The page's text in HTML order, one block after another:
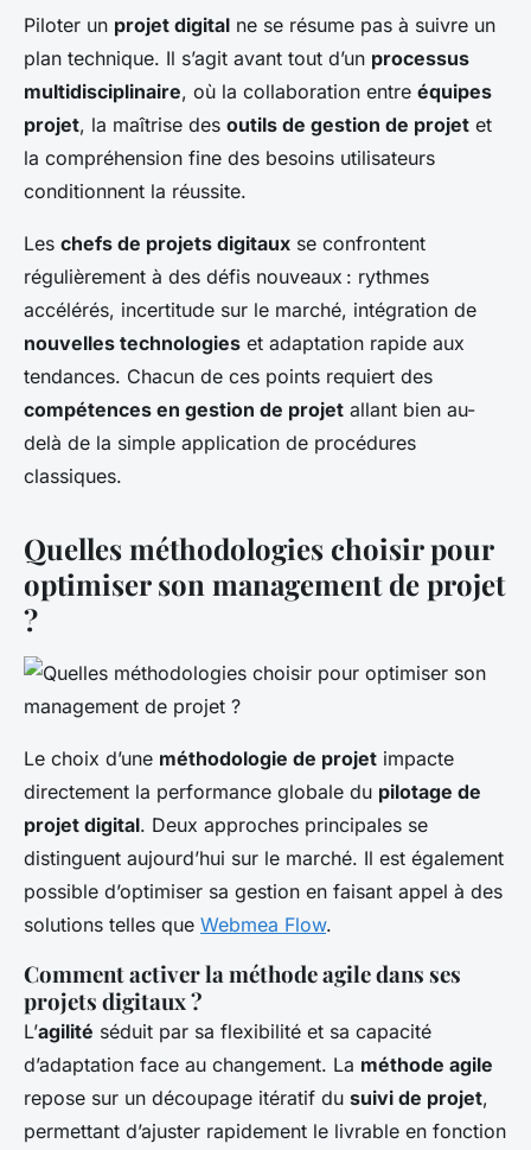
Piloter un projet digital ne se résume pas à suivre un
plan technique. Il s’agit avant tout d’un processus
multidisciplinaire, où la collaboration entre équipes
projet, la maîtrise des outils de gestion de projet et
la compréhension fine des besoins utilisateurs
conditionnent la réussite.
Les chefs de projets digitaux se confrontent
régulièrement à des défis nouveaux : rythmes
accélérés, incertitude sur le marché, intégration de
nouvelles technologies et adaptation rapide aux
tendances. Chacun de ces points requiert des
compétences en gestion de projet allant bien au-
delà de la simple application de procédures
classiques.
Quelles méthodologies choisir pour
optimiser son management de projet
?
Le choix d’une méthodologie de projet impacte
directement la performance globale du pilotage de
projet digital. Deux approches principales se
distinguent aujourd’hui sur le marché. Il est également
possible d’optimiser sa gestion en faisant appel à des
solutions telles que Webmea Flow.
Comment activer la méthode agile dans ses
projets digitaux ?
L’agilité séduit par sa flexibilité et sa capacité
d’adaptation face au changement. La méthode agile
repose sur un découpage itératif du suivi de projet,
permettant d’ajuster rapidement le livrable en fonction